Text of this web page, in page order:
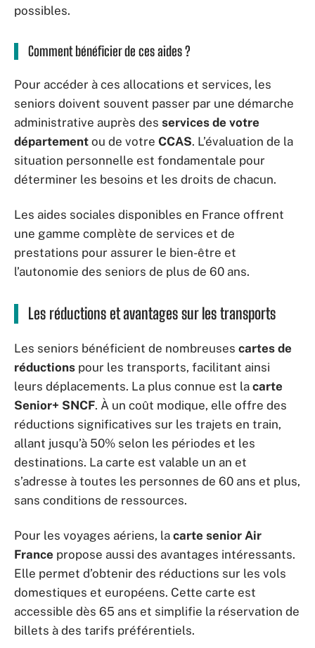
possibles.
Comment bénéficier de ces aides ?
Pour accéder à ces allocations et services, les
seniors doivent souvent passer par une démarche
administrative auprès des services de votre
département ou de votre CCAS. L’évaluation de la
situation personnelle est fondamentale pour
déterminer les besoins et les droits de chacun.
Les aides sociales disponibles en France offrent
une gamme complète de services et de
prestations pour assurer le bien-être et
l’autonomie des seniors de plus de 60 ans.
Les réductions et avantages sur les transports
Les seniors bénéficient de nombreuses cartes de
réductions pour les transports, facilitant ainsi
leurs déplacements. La plus connue est la carte
Senior+ SNCF. À un coût modique, elle offre des
réductions significatives sur les trajets en train,
allant jusqu’à 50% selon les périodes et les
destinations. La carte est valable un an et
s’adresse à toutes les personnes de 60 ans et plus,
sans conditions de ressources.
Pour les voyages aériens, la carte senior Air
France propose aussi des avantages intéressants.
Elle permet d’obtenir des réductions sur les vols
domestiques et européens. Cette carte est
accessible dès 65 ans et simplifie la réservation de
billets à des tarifs préférentiels.